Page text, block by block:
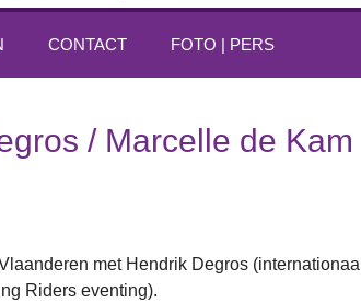
CONTACT FOTO | PERS
/ Marcelle de Kam
met Hendrik Degros (internationaal
Riders eventing).